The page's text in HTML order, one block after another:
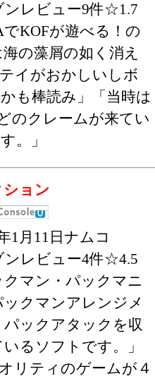
ンレビュー9件☆1.7
でKOFが遊べる！の
の藻屑の如く消え
イがおかしいしボ
も棒読み」「当時は
のクレームが来てい
。」
ョン
1月11日ナムコ
ンレビュー4件☆4.5
クマン・パックマニ
ックマンアレンジメ
パックアタックを収
るソフトです。」
リティのゲームが４